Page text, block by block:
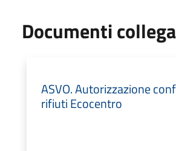
Documenti
ASVO. Autorizzazione
rifiuti Ecocentro